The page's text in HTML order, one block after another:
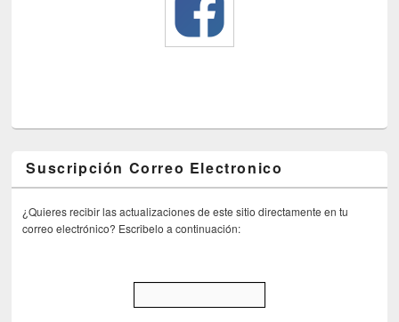
Suscripción Correo Electronico
¿Quieres recibir las actualizaciones de este sitio directamente en tu
correo electrónico? Escribelo a continuación: